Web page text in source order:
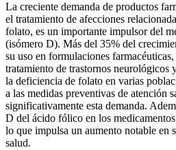
La creciente demanda de productos
el tratamiento de afecciones
folato, es un importante impulsor del
(isómero D). Más del 35% del
su uso en formulaciones
tratamiento de trastornos neurológicos
la deficiencia de folato en varias
a las medidas preventivas de atención
significativamente esta demanda.
D del ácido fólico en los
lo que impulsa un aumento notable en
salud.